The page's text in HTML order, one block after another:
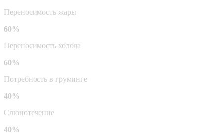
Переносимость жары
60%
Переносимость холода
60%
Потребность в груминге
40%
Слюнотечение
40%